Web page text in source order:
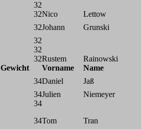
32
32Nico
Lettow
32Johann
Grunski
32
32
32Rustem
Rainowski
Gewicht
Vorname
Name
34Daniel
Jaß
34Julien
Niemeyer
34
34Tom Tran